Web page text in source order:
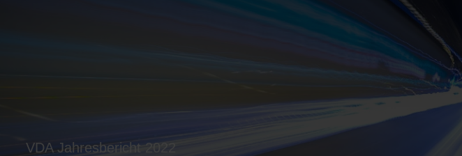
VDA Jahresbericht 2022